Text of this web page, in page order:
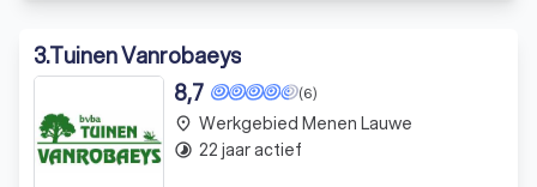
3.Tuinen Vanrobaeys
(6)
8,7
place Werkgebied Menen Lauwe
timelapse 22 jaar actief